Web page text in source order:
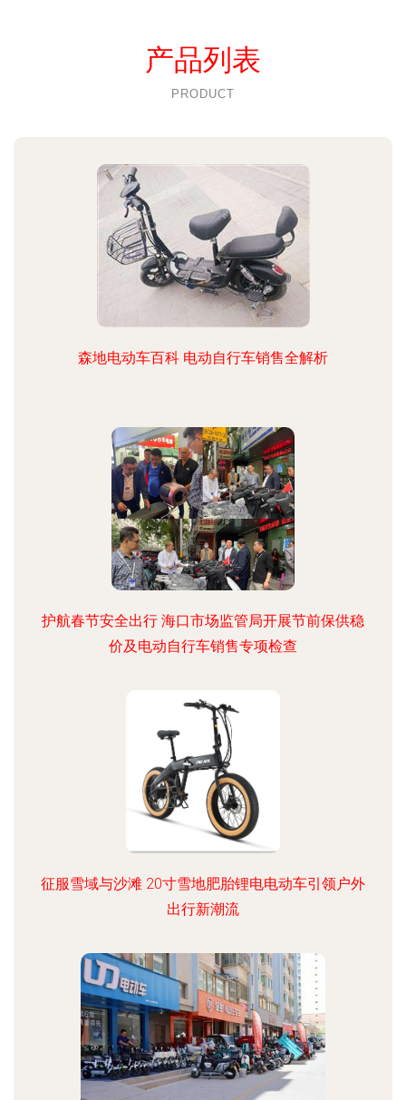
产品列表
PRODUCT
森地电动车百科 电动自行车销售全解析
护航春节安全出行 海口市场监管局开展节前保供稳
价及电动自行车销售专项检查
征服雪域与沙滩 20寸雪地肥胎锂电电动车引领户外
出行新潮流